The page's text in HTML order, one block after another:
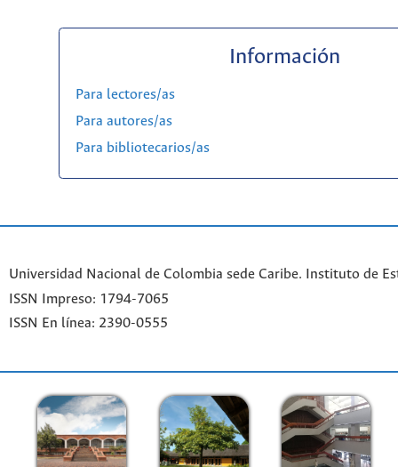
Información
Para lectores/as
Para autores/as
Para bibliotecarios/as
Universidad Nacional de Colombia sede Caribe. Instituto de
ISSN Impreso: 1794-7065
ISSN En línea: 2390-0555